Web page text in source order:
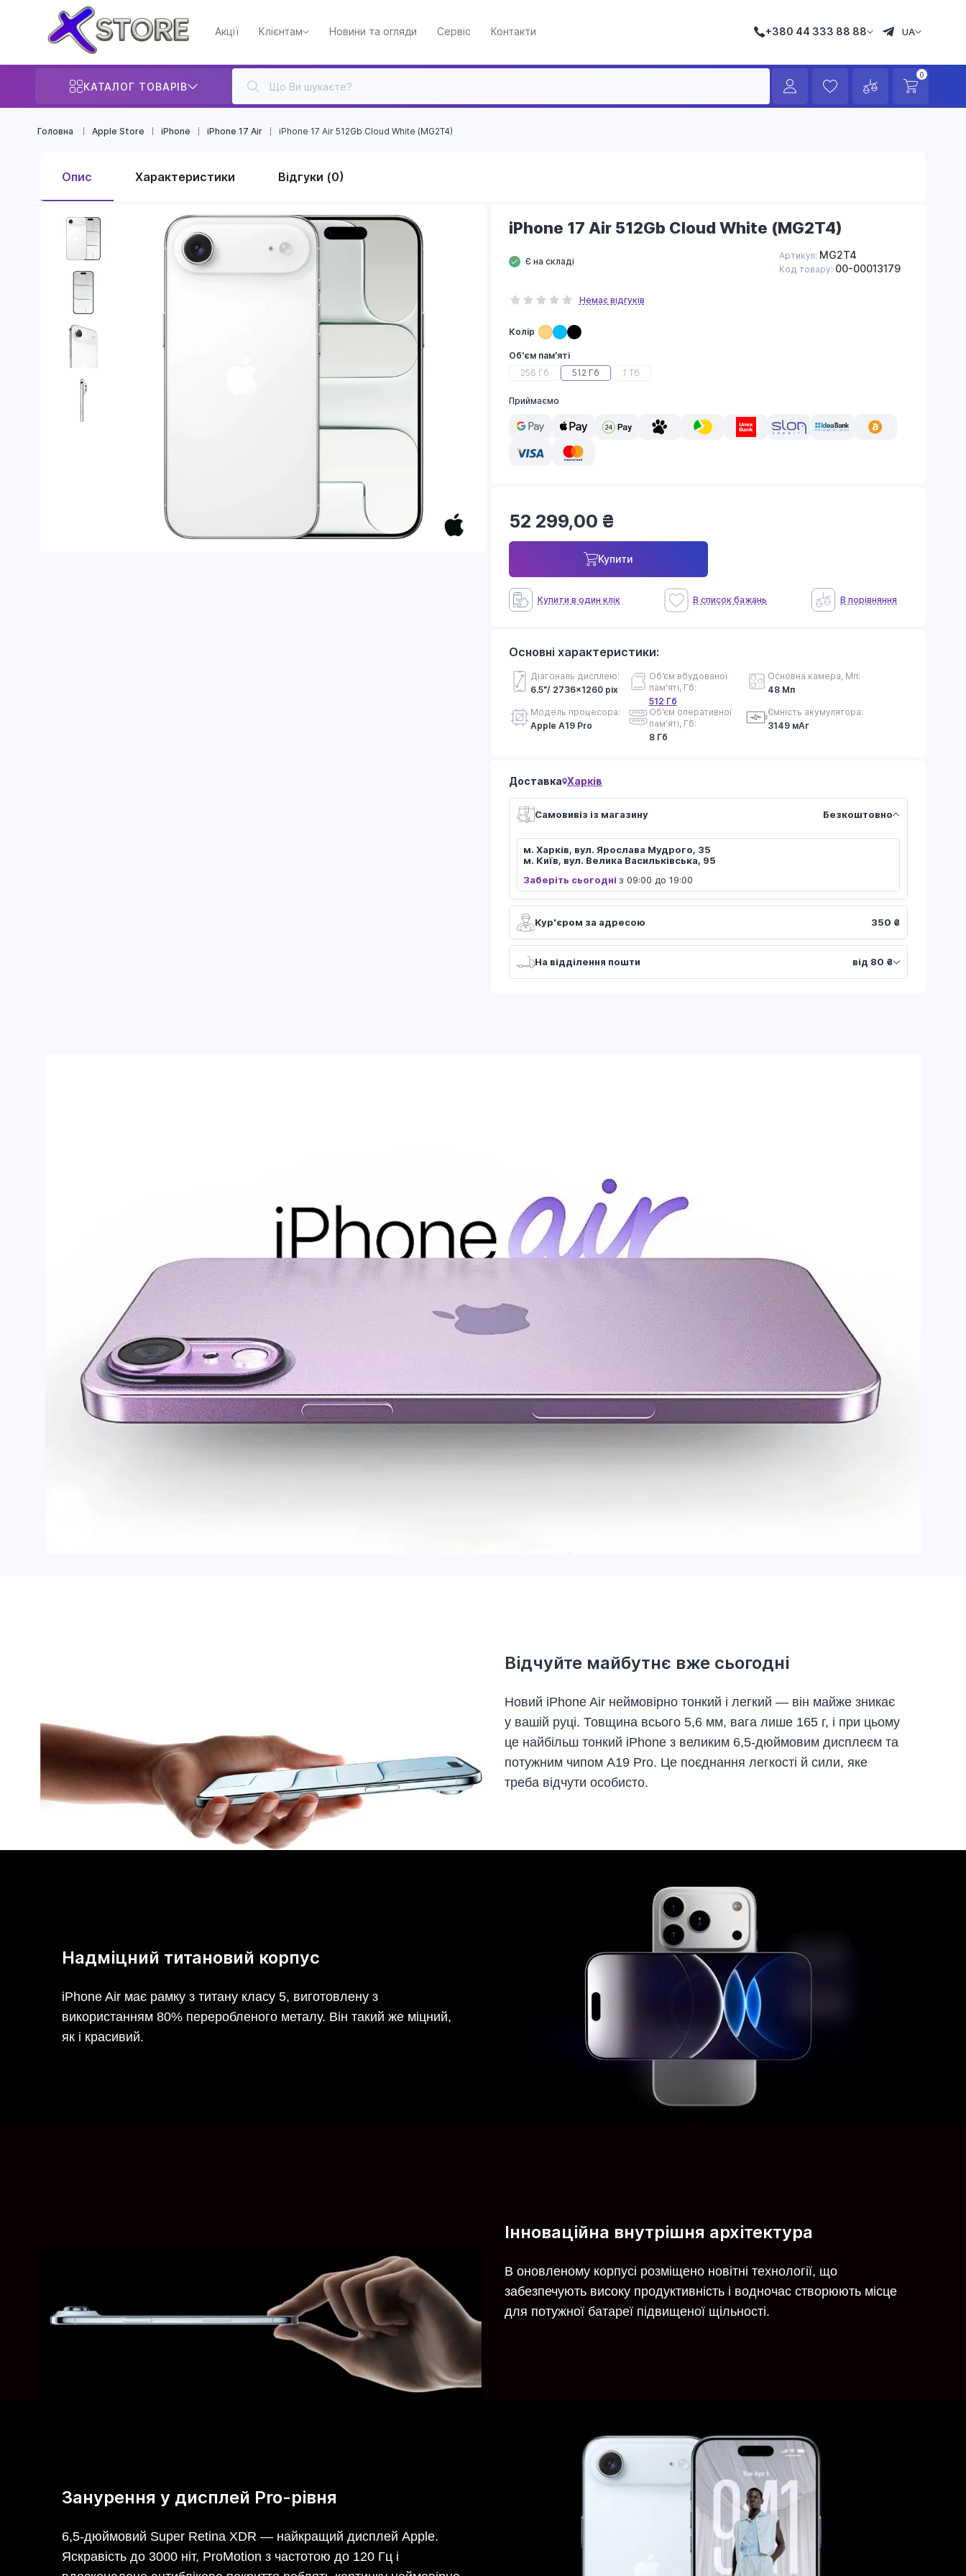
Акції Клієнтам Новини та огляди Сервіс Контакти +380 44 333 88 88 UA
КАТАЛОГ ТОВАРІВ
0
Головна Apple Store iPhone iPhone 17 Air iPhone 17 Air 512Gb Cloud White (MG2T4)
Опис Характеристики Відгуки (0)
iPhone 17 Air 512Gb Cloud White (MG2T4)
Є на складі
Артикул: MG2T4
Код товару: 00-00013179
Немає відгуків
Колір
Об'єм пам'яті
256 Гб
512 Гб 1 Тб
Приймаємо
52 299,00 ₴
Купити
Купити в один клік В список бажань В порiвняння
Основні характеристики:
Діагональ дисплею:
6.5"/ 2736x1260 pix
Об'єм вбудованої
пам'яті, Гб:
512 Гб
Основна камера, Мп:
48 Мп
Модель процесора:
Apple A19 Pro
Об'єм оперативної
пам'яті, Гб:
8 Гб
Ємність акумулятора:
3149 мАг
Доставка Харків
Самовивіз із магазину Безкоштовно
м. Харків, вул. Ярослава Мудрого, 35
м. Київ, вул. Велика Васильківська, 95
Заберіть сьогодні з 09:00 до 19:00
Кур'єром за адресою 350 ₴
На відділення пошти від 80 ₴
Відчуйте майбутнє вже сьогодні
Новий iPhone Air неймовірно тонкий і легкий — він майже зникає
у вашій руці. Товщина всього 5,6 мм, вага лише 165 г, і при цьому
це найбільш тонкий iPhone з великим 6,5-дюймовим дисплеєм та
потужним чипом A19 Pro. Це поєднання легкості й сили, яке
треба відчути особисто.
Надміцний титановий корпус
iPhone Air має рамку з титану класу 5, виготовлену з
використанням 80% переробленого металу. Він такий же міцний,
як і красивий.
Інноваційна внутрішня архітектура
В оновленому корпусі розміщено новітні технології, що
забезпечують високу продуктивність і водночас створюють місце
для потужної батареї підвищеної щільності.
Занурення у дисплей Pro-рівня
6,5-дюймовий Super Retina XDR — найкращий дисплей Apple.
Яскравість до 3000 ніт, ProMotion з частотою до 120 Гц і